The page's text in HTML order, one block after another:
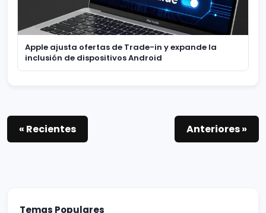
Apple ajusta ofertas de Trade-in y expande la
inclusión de dispositivos Android
« Recientes Anteriores »
Temas Populares